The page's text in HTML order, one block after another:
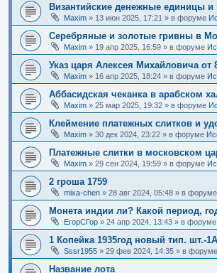
Византийские денежные единицы
Maxim » 13 июн 2025, 17:21 » в форуме
Серебряные и золотые гривны в
Maxim » 19 апр 2025, 16:59 » в форуме
Указ царя Алексея Михайловича от
Maxim » 16 апр 2025, 18:24 » в форуме
Аббасидская чеканка в арабском
Maxim » 25 мар 2025, 19:32 » в форуме
Клеймение платежных слитков и
Maxim » 30 дек 2024, 23:22 » в форуме
Платежные слитки в московском
Maxim » 29 сен 2024, 19:59 » в форуме
2 гроша 1759
mixa-chen » 28 авг 2024, 05:48 » в форуме
Монета индии ли? Какой период,
ЕгорСГор » 24 апр 2024, 13:43 » в форуме
1 Копейка 1935год новый тип. шт.-
Sssr1955 » 29 фев 2024, 14:35 » в форуме
Название лота